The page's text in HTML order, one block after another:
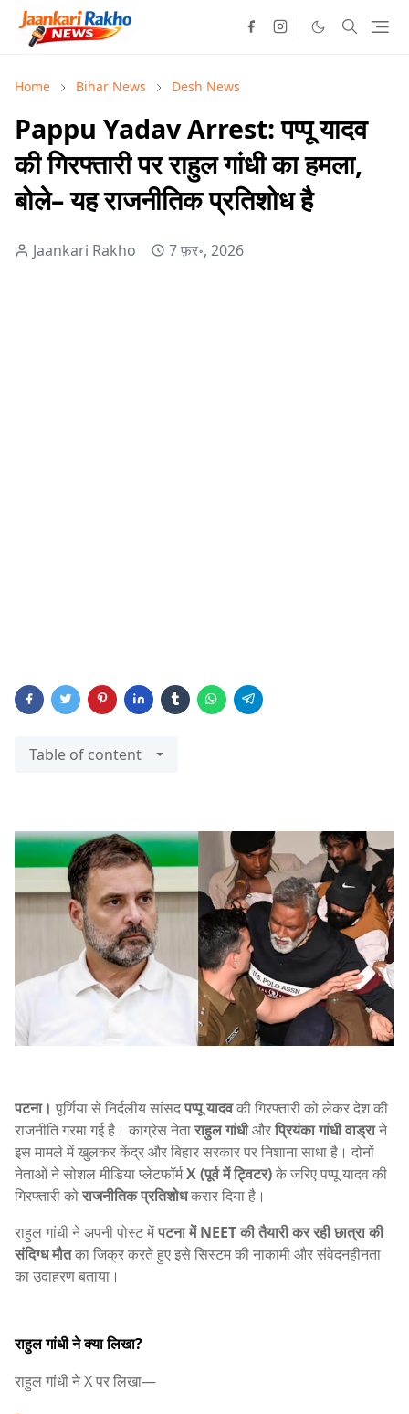
Home Bihar News Desh News
Pappu Yadav Arrest: पप्पू यादव
की गिरफ्तारी पर राहुल गांधी का हमला,
बोले– यह राजनीतिक प्रतिशोध है
Jaankari Rakho 7 फ़र॰, 2026
Table of content
पटना। पूर्णिया से निर्दलीय सांसदपप्पू यादवकी गिरफ्तारी को लेकर देश की
राजनीति गरमा गई है। कांग्रेस नेताराहुल गांधीऔरप्रियंका गांधी वाड्राने
इस मामले में खुलकर केंद्र और बिहार सरकार पर निशाना साधा है। दोनों
नेताओं ने सोशल मीडिया प्लेटफॉर्मX (पूर्व में ट्विटर)के जरिए पप्पू यादव की
गिरफ्तारी कोराजनीतिक प्रतिशोधकरार दिया है।
राहुल गांधी ने अपनी पोस्ट मेंपटना में NEET की तैयारी कर रही छात्रा की
संदिग्ध मौतका जिक्र करते हुए इसे सिस्टम की नाकामी और संवेदनहीनता
का उदाहरण बताया।
राहुल गांधी ने क्या लिखा?
राहुल गांधी ने X पर लिखा—